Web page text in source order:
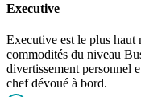
Executive
Executive est le plus haut
commodités du niveau
divertissement personnel
chef dévoué à bord.